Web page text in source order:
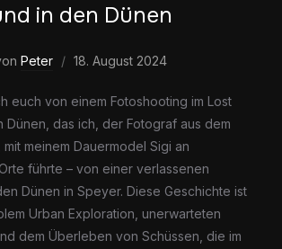
in den Dünen
Peter 18. August 2024
euch von einem Fotoshooting im Lost
Dünen, das ich, der Fotograf aus dem
meinem Dauermodel Sigi an
führte – von einer verlassenen
Dünen in Speyer. Diese Geschichte ist
Urban Exploration, unerwarteten
dem Überleben von Schüssen, die im